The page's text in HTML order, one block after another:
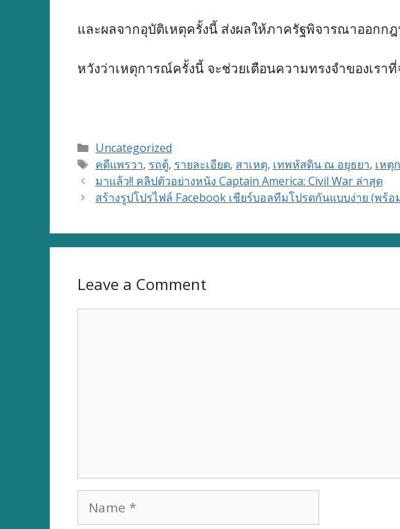
และผลจากอุบัติเหตุครั้งนี้ ส่งผลให้ภาครัฐพิจารณาออก
หวังว่าเหตุการณ์ครั้งนี้ จะช่วยเตือนความทรงจำของเร
Categories
Uncategorized
Tags
คดีแพรวา, รถตู้, รายละเอียด, สาเหตุ, เทพหัสดิน ณ อยุธยา, เหตุ
มาแล้ว!! คลิปตัวอย่างหนัง Captain America: Civil War ล่าสุด
สร้างรูปโปรไฟล์ Facebook เชียร์บอลทีมโปรดกันแบบง่าย (พร้อ
Leave a Comment
Name